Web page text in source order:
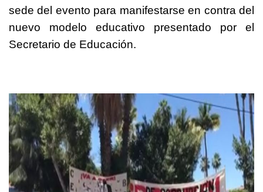
sede del evento para manifestarse en contra del
nuevo modelo educativo presentado por el
Secretario de Educación.